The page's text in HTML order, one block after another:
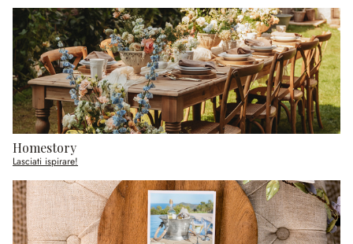
Homestory
Lasciati ispirare!